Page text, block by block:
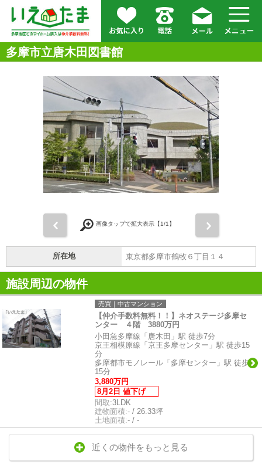
多摩市立唐木田図書館
画像タップで拡大表示【1/1】
所在地 東京都多摩市鶴牧６丁目１４
施設周辺の物件
売買｜中古マンション
【仲介手数料無料！！】ネオステージ多摩セ
ンター ４階 3880万円
小田急多摩線「唐木田」駅 徒歩7分
京王相模原線「京王多摩センター」駅 徒歩15
分
多摩都市モノレール「多摩センター」駅 徒歩
15分
3,880万円
8月2日 値下げ
間取:3LDK
建物面積:- / 26.33坪
土地面積:- / -
近くの物件をもっと見る